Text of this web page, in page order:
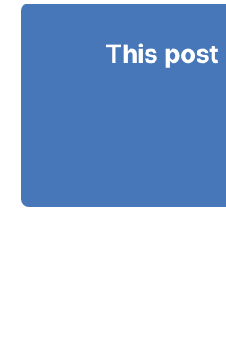
This post